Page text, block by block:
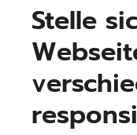
Stelle